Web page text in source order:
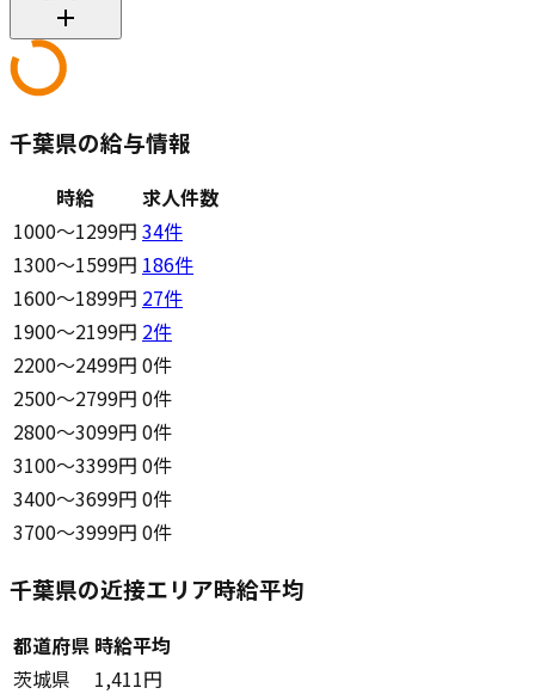
千葉県の給与情報
時給
求人件数
1000〜1299円 34件
1300〜1599円 186件
1600〜1899円 27件
1900〜2199円 2件
2200〜2499円 0件
2500〜2799円 0件
2800〜3099円 0件
3100〜3399円 0件
3400〜3699円 0件
3700〜3999円 0件
千葉県の近接エリア時給平均
都道府県 時給平均
茨城県
1,411円